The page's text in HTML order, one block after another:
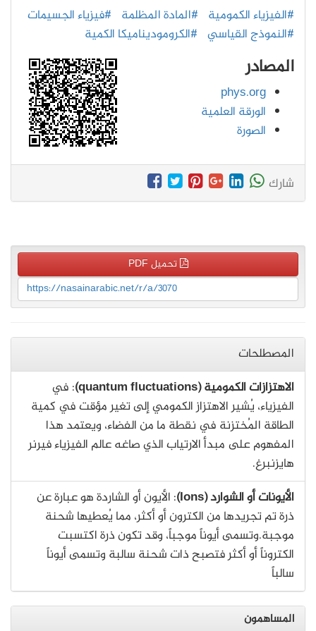
#الفيزياء الكمومية #المادة المظلمة #فيزياء الجسيمات
#النموذج القياسي #الكروموديناميكا الكمية
المصادر
phys.org
الورقة العلمية
الصورة
شارك
تحميل PDF
https://nasainarabic.net/r/a/3070
المصطلحات
الاهتزازات الكمومية (quantum fluctuations)
: في
الفيزياء، يُشير الاهتزاز الكمومي إلى تغير مؤقت في كمية
الطاقة المُختزنة في نقطة ما من الفضاء، ويعتمد هذا
المفهوم على مبدأ الارتياب الذي صاغه عالم الفيزياء فيرنر
هايزنبرغ.
الأيونات أو الشوارد (Ions)
: الأيون أو الشاردة هو عبارة عن
ذرة تم تجريدها من الكترون أو أكثر، مما يُعطيها شحنة
موجبة.وتسمى أيوناً موجباً، وقد تكون ذرة اكتسبت
الكتروناً أو أكثر فتصبح ذات شحنة سالبة وتسمى أيوناً
سالباً
المساهمون